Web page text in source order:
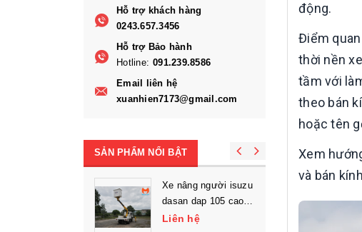
động.
Điểm
thời nền
tầm với
theo bán
hoặc tên
Xem
và bán
Hỗ trợ khách hàng
0243.657.3456
Hỗ trợ Bảo hành
Hotline: 091.239.8586
Email liên hệ
xuanhien7173@gmail.com
SẢN PHẨM NỔI BẬT
Xe nâng người isuzu
dasan dap 105 cao
làm việc 10.5m
Liên hệ
So
cẩu